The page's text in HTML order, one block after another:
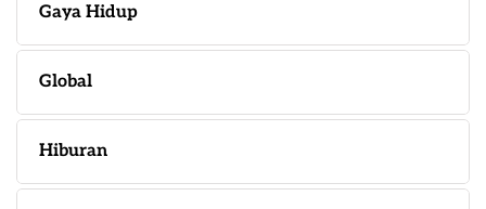
Gaya Hidup
Global
Hiburan